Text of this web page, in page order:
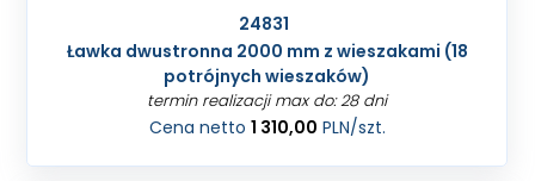
24831
Ławka dwustronna 2000 mm z wieszakami (18
potrójnych wieszaków)
termin realizacji max do: 28 dni
Cena netto 1 310,00 PLN/szt.